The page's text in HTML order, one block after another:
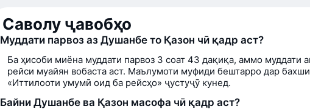
Саволу ҷавобҳо
Муддати парвоз аз Душанбе то Қазон чӣ қадр аст?
Ба ҳисоби миёна муддати парвоз 3 соат 43 дақиқа, аммо муддати
рейси муайян вобаста аст. Маълумоти муфиди бештарро дар бахши
«Иттилооти умумӣ оид ба рейсҳо» ҷустуҷӯ кунед.
Байни Душанбе ва Қазон масофа чӣ қадр аст?